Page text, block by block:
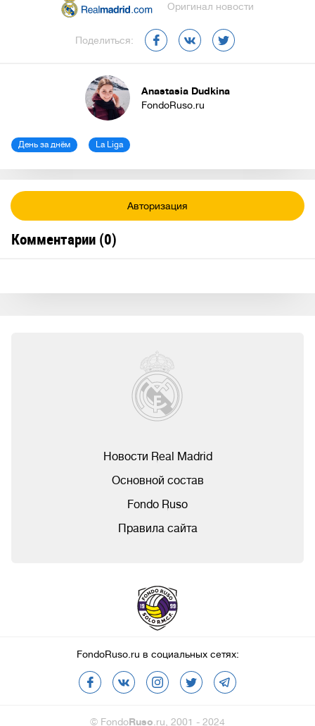
Оригинал новости
Поделиться:
Anastasia Dudkina
FondoRuso.ru
День за днём La Liga
Авторизация
Комментарии (0)
Новости Real Madrid
Основной состав
Fondo Ruso
Правила сайта
FondoRuso.ru в социальных сетях:
© FondoRuso .ru, 2001 - 2024